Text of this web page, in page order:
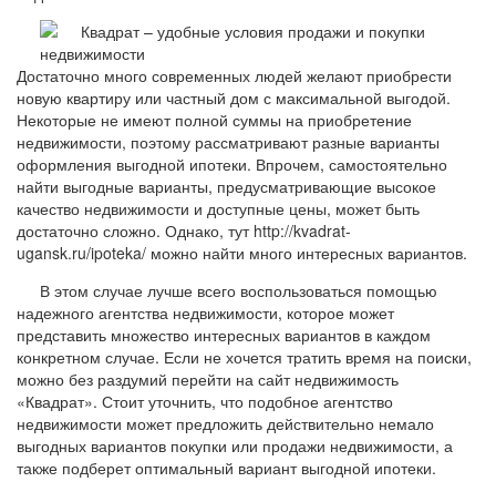
Достаточно много современных людей желают приобрести
новую квартиру или частный дом с максимальной выгодой.
Некоторые не имеют полной суммы на приобретение
недвижимости, поэтому рассматривают разные варианты
оформления выгодной ипотеки. Впрочем, самостоятельно
найти выгодные варианты, предусматривающие высокое
качество недвижимости и доступные цены, может быть
достаточно сложно. Однако, тут http://kvadrat-
ugansk.ru/ipoteka/ можно найти много интересных вариантов.
В этом случае лучше всего воспользоваться помощью
надежного агентства недвижимости, которое может
представить множество интересных вариантов в каждом
конкретном случае. Если не хочется тратить время на поиски,
можно без раздумий перейти на сайт недвижимость
«Квадрат». Стоит уточнить, что подобное агентство
недвижимости может предложить действительно немало
выгодных вариантов покупки или продажи недвижимости, а
также подберет оптимальный вариант выгодной ипотеки.